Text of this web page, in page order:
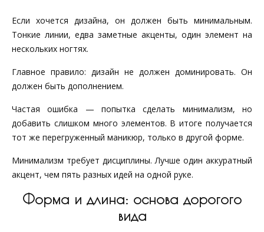
Если хочется дизайна, он должен быть минимальным.
Тонкие линии, едва заметные акценты, один элемент на
нескольких ногтях.
Главное правило: дизайн не должен доминировать. Он
должен быть дополнением.
Частая ошибка — попытка сделать минимализм, но
добавить слишком много элементов. В итоге получается
тот же перегруженный маникюр, только в другой форме.
Минимализм требует дисциплины. Лучше один аккуратный
акцент, чем пять разных идей на одной руке.
Форма и длина: основа дорогого
вида